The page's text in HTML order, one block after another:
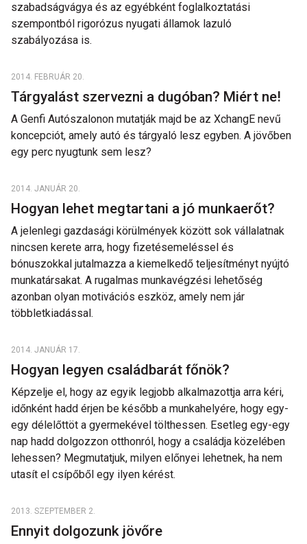
szabadságvágya és az egyébként foglalkoztatási
szempontból rigorózus nyugati államok lazuló
szabályozása is.
2014. FEBRUÁR 20.
Tárgyalást szervezni a dugóban? Miért ne!
A Genfi Autószalonon mutatják majd be az XchangE nevű
koncepciót, amely autó és tárgyaló lesz egyben. A jövőben
egy perc nyugtunk sem lesz?
2014. JANUÁR 20.
Hogyan lehet megtartani a jó munkaerőt?
A jelenlegi gazdasági körülmények között sok vállalatnak
nincsen kerete arra, hogy fizetésemeléssel és
bónuszokkal jutalmazza a kiemelkedő teljesítményt nyújtó
munkatársakat. A rugalmas munkavégzési lehetőség
azonban olyan motivációs eszköz, amely nem jár
többletkiadással.
2014. JANUÁR 17.
Hogyan legyen családbarát főnök?
Képzelje el, hogy az egyik legjobb alkalmazottja arra kéri,
időnként hadd érjen be később a munkahelyére, hogy egy-
egy délelőttöt a gyermekével tölthessen. Esetleg egy-egy
nap hadd dolgozzon otthonról, hogy a családja közelében
lehessen? Megmutatjuk, milyen előnyei lehetnek, ha nem
utasít el csípőből egy ilyen kérést.
2013. SZEPTEMBER 2.
Ennyit dolgozunk jövőre